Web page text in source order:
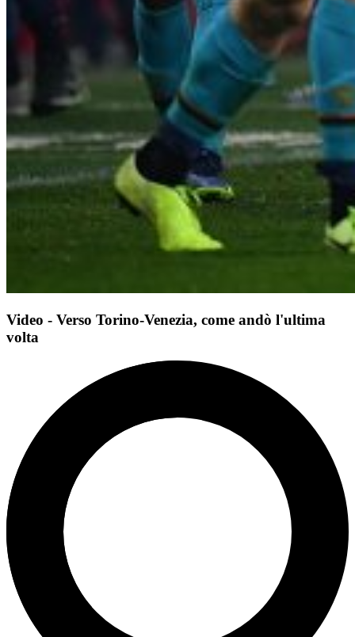
Video - Verso Torino-Venezia, come andò l'ultima
volta